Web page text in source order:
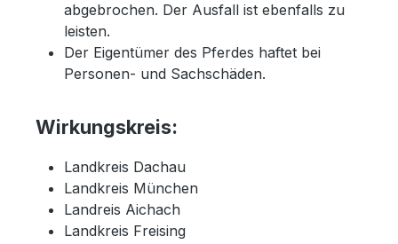
abgebrochen. Der Ausfall ist ebenfalls zu
leisten.
Der Eigentümer des Pferdes haftet bei
Personen- und Sachschäden.
Wirkungskreis:
Landkreis Dachau
Landkreis München
Landreis Aichach
Landkreis Freising